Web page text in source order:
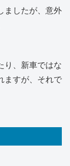
ましたが、意外
り、新車ではな
ますが、それで